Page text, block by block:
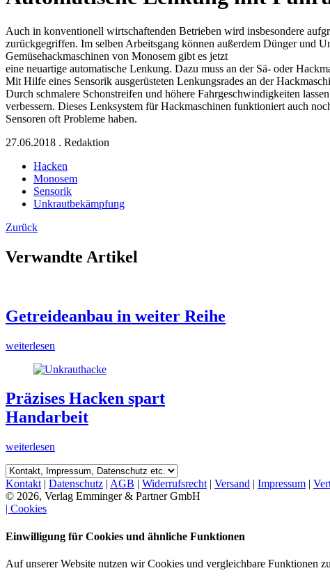
Auch in konventionell wirtschaftenden Betrieben wird insbesondere
zurückgegriffen. Im selben Arbeitsgang können außerdem Dünger und
Gemüsehackmaschinen von Monosem gibt es jetzt
eine neuartige automatische Lenkung. Dazu muss an der Sä- oder
Mit Hilfe eines Sensorik ausgerüsteten Lenkungsrades an der
Durch schmalere Schonstreifen und höhere Fahrgeschwindigkeiten
verbessern. Dieses Lenksystem für Hackmaschinen funktioniert auch
Sensoren oft Probleme haben.
27.06.2018 . Redaktion
Hacken
Monosem
Sensorik
Unkrautbekämpfung
Zurück
Verwandte Artikel
Getreideanbau in weiter Reihe
weiterlesen
Präzises Hacken spart
Handarbeit
weiterlesen
Kontakt | Datenschutz | AGB | Widerrufsrecht | Versand | Impressum |
© 2026, Verlag Emminger & Partner GmbH
| Cookies
Einwilligung für Cookies und ähnliche Funktionen
Auf unserer Website nutzen wir Cookies und vergleichbare Funktionen